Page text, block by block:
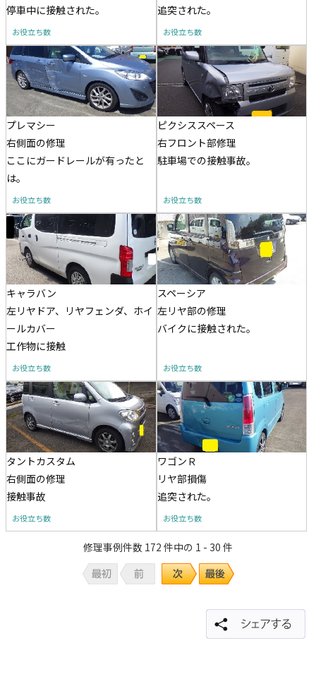
停車中に接触された。
お役立ち数
追突された。
お役立ち数
プレマシー
右側面の修理
ここにガードレールが有ったと
は。
お役立ち数
ピクシススペース
右フロント部修理
駐車場での接触事故。
お役立ち数
キャラバン
左リヤドア、リヤフェンダ、ホイ
ールカバー
工作物に接触
お役立ち数
スペーシア
左リヤ部の修理
バイクに接触された。
お役立ち数
タントカスタム
右側面の修理
接触事故
お役立ち数
ワゴンＲ
リヤ部損傷
追突された。
お役立ち数
修理事例件数 172 件中の 1 - 30 件